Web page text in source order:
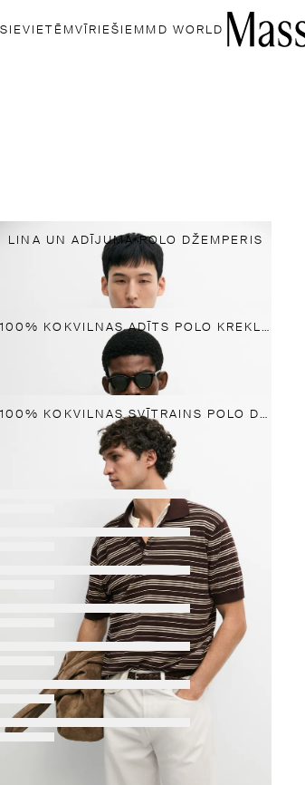
SIEVIETĒM VĪRIEŠIEM MD WORLD
LINA UN ADĪJUMA POLO DŽEMPERIS
100% KOKVILNAS ADĪTS POLO KREKLS AR V-VEIDA KAKLA IZGRIEZUMU
100% KOKVILNAS SVĪTRAINS POLO DŽEMPERIS